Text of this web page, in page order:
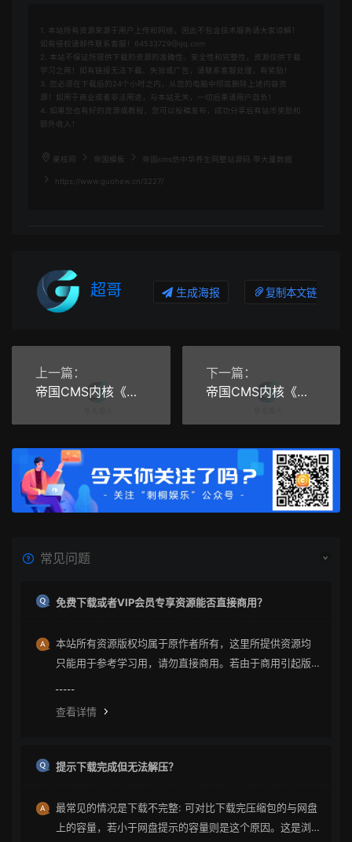
1. 本站所有资源来源于用户上传和网络，因此不包含技术服务请大家谅解！
如有侵权请邮件联系客服！64533729@qq.com
2. 本站不保证所提供下载的资源的准确性、安全性和完整性，资源仅供下载
学习之用！如有链接无法下载、失效或广告，请联系客服处理，有奖励！
3. 您必须在下载后的24个小时之内，从您的电脑中彻底删除上述内容资
源！如用于商业或者非法用途，与本站无关，一切后果请用户自负！
4. 如果您也有好的资源或教程，您可以投稿发布，成功分享后有站币奖励和
额外收入！
果核网 帝国模板 帝国cms仿中华养生网整站源码 带大量数据
https://www.guohew.cn/3227/
超哥 生成海报 复制本文链接
上一篇：
帝国CMS内核《全书网》在线小说阅读系统源码 带手机版+火车头采集器
下一篇：
帝国CMS内核《频道应用》手机应用APP游戏推广系统网站源码下载 PC+WAP
常见问题
免费下载或者VIP会员专享资源能否直接商用？
本站所有资源版权均属于原作者所有，这里所提供资源均
只能用于参考学习用，请勿直接商用。若由于商用引起版
查看详情
提示下载完成但无法解压？
最常见的情况是下载不完整: 可对比下载完压缩包的与网盘
上的容量，若小于网盘提示的容量则是这个原因。这是浏